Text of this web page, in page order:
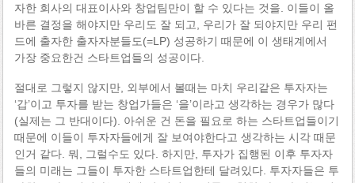
자한 회사의 대표이사와 창업팀만이 할 수 있다는 것을. 이들이 올
바른 결정을 해야지만 우리도 잘 되고, 우리가 잘 되야지만 우리 펀
드에 출자한 출자자분들도(=LP) 성공하기 때문에 이 생태계에서
가장 중요한건 스타트업들의 성공이다.
절대로 그렇지 않지만, 외부에서 볼때는 마치 우리같은 투자자는
‘갑’이고 투자를 받는 창업가들은 ‘을’이라고 생각하는 경우가 많다
(실제는 그 반대이다). 아쉬운 건 돈을 필요로 하는 스타트업들이기
때문에 이들이 투자자들에게 잘 보여야한다고 생각하는 시각 때문
인거 같다. 뭐, 그럴수도 있다. 하지만, 투자가 집행된 이후 투자자
들의 미래는 그들이 투자한 스타트업한테 달려있다. 투자자들은 투